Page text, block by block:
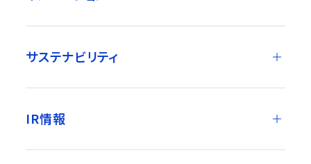
サステナビリティ
IR情報